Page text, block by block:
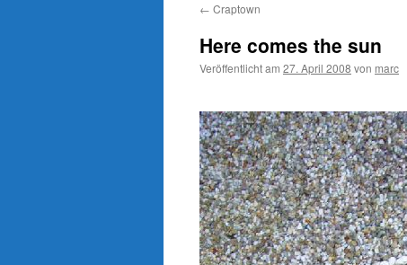
← Craptown
Here comes the sun
Veröffentlicht am 27. April 2008 von marc